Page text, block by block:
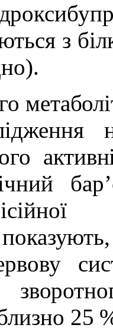
з
25